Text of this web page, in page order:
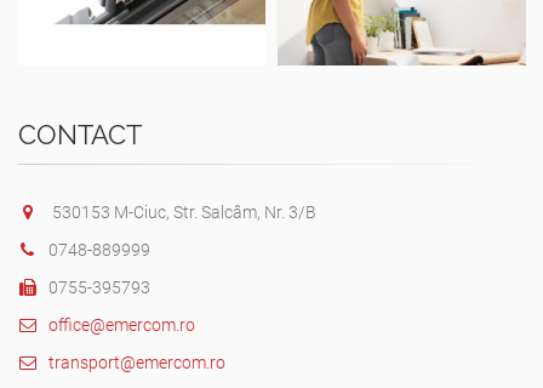
CONTACT
530153 M-Ciuc, Str. Salcâm, Nr. 3/B
0748-889999
0755-395793
office@emercom.ro
transport@emercom.ro